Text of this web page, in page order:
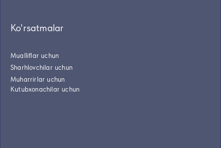
Ko'rsatmalar
Mualliflar uchun
Sharhlovchilar uchun
Muharrirlar uchun
Kutubxonachilar uchun